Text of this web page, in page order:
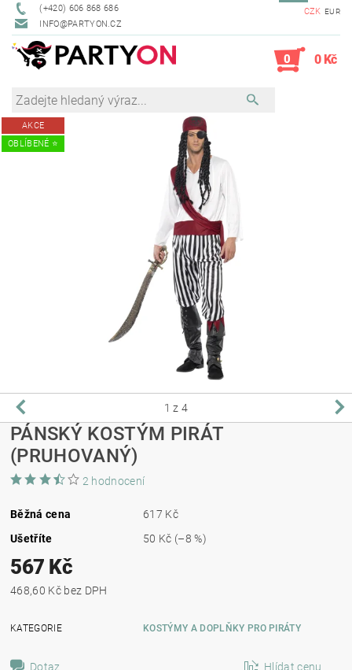
(+420) 606 868 686
INFO@PARTYON.CZ
CZK EUR
0 0 Kč
AKCE
OBLÍBENÉ ⭐️
1 z 4
PÁNSKÝ KOSTÝM PIRÁT
(PRUHOVANÝ)
2 hodnocení
Běžná cena
617 Kč
Ušetříte
50 Kč (–8 %)
567 Kč
468,60 Kč bez DPH
KATEGORIE KOSTÝMY A DOPLŇKY PRO PIRÁTY
Dotaz Hlídat cenu